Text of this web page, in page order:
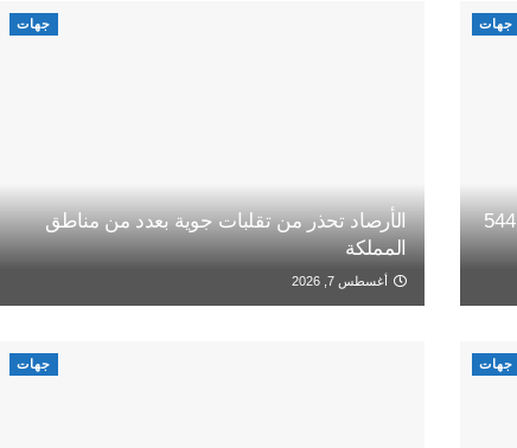
جهات
شمندر دكالة يسجل موسما قياسيا بإنتاج ناهز 544
جهات
الأرصاد تحذر من تقلبات جوية بعدد من مناطق
المملكة
أغسطس 7, 2026
جهات جهات